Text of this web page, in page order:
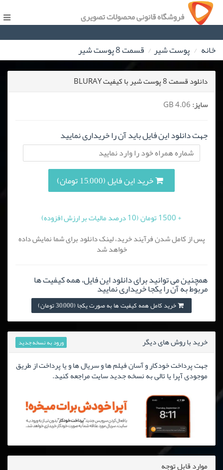
فروشگاه قانونی محصولات تصویری
خانه پوست شیر قسمت 8 پوست شیر
دانلود قسمت 8 پوست شیر با کیفیت BLURAY
سایز:
جهت دانلود این فایل باید آن را خریداری نمایید
خرید این فایل (15,000 تومان)
+ 1500 تومان (10 درصد مالیات بر ارزش افزوده)
پس از کامل شدن فرآیند خرید، لینک دانلود برای شما نمایش داده
خواهد شد
همچنین می توانید برای دانلود این فایل، همه کیفیت ها
مربوط به آن را یکجا خریداری نمایید
خرید کامل همه کیفیت ها به صورت یکجا (30,000 تومان)
خرید با روش های دیگر ورود به نسخه جدید
جهت پرداخت خودکار و آسان فیلم ها و سریال ها و یا پرداخت از طریق
موجودی آپرا یا تالی به نسخه جدید سایت مراجعه کنید.
موارد قابل توجه